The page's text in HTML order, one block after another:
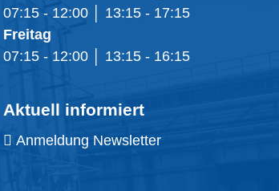
07:15 - 12:00 │ 13:15 - 17:15
Freitag
07:15 - 12:00 │ 13:15 - 16:15
Aktuell informiert
Anmeldung Newsletter